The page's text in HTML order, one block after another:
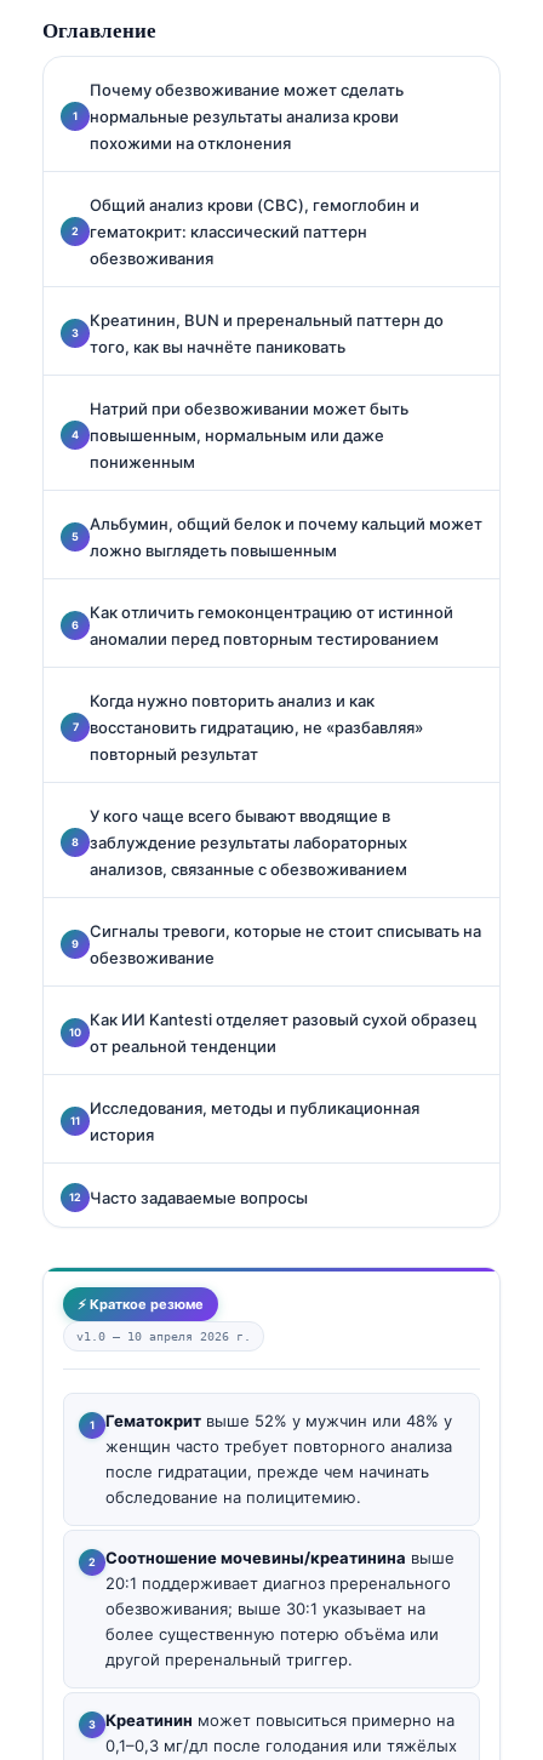
Оглавление
Почему обезвоживание может сделать
нормальные результаты анализа крови
похожими на отклонения
Общий анализ крови (CBC), гемоглобин и
гематокрит: классический паттерн
обезвоживания
Креатинин, BUN и преренальный паттерн до
того, как вы начнёте паниковать
Натрий при обезвоживании может быть
повышенным, нормальным или даже
пониженным
Альбумин, общий белок и почему кальций может
ложно выглядеть повышенным
Как отличить гемоконцентрацию от истинной
аномалии перед повторным тестированием
Когда нужно повторить анализ и как
восстановить гидратацию, не «разбавляя»
повторный результат
У кого чаще всего бывают вводящие в
заблуждение результаты лабораторных
анализов, связанные с обезвоживанием
Сигналы тревоги, которые не стоит списывать на
обезвоживание
Как ИИ Kantesti отделяет разовый сухой образец
от реальной тенденции
Исследования, методы и публикационная
история
Часто задаваемые вопросы
⚡ Краткое резюме
v1.0 — 10 апреля 2026 г.
Гематокрит выше 52% у мужчин или 48% у
женщин часто требует повторного анализа
после гидратации, прежде чем начинать
обследование на полицитемию.
Соотношение мочевины/креатинина выше
20:1 поддерживает диагноз преренального
обезвоживания; выше 30:1 указывает на
более существенную потерю объёма или
другой преренальный триггер.
Креатинин может повыситься примерно на
0,1–0,3 мг/дл после голодания или тяжёлых